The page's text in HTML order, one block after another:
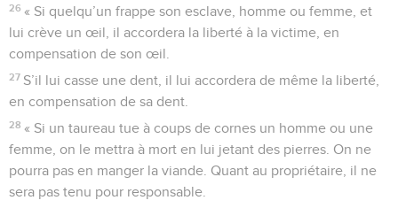
26 « Si quelqu’un frappe son esclave, homme ou femme, et
lui crève un œil, il accordera la liberté à la victime, en
compensation de son œil.
27 S’il lui casse une dent, il lui accordera de même la liberté,
en compensation de sa dent.
28 « Si un taureau tue à coups de cornes un homme ou une
femme, on le mettra à mort en lui jetant des pierres. On ne
pourra pas en manger la viande. Quant au propriétaire, il ne
sera pas tenu pour responsable.